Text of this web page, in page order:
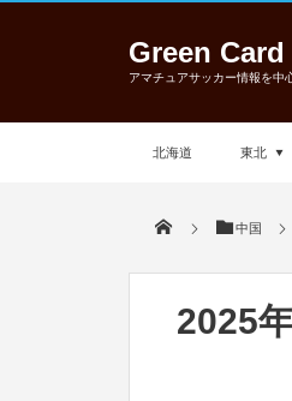
Green Card
アマチュアサッカー情報を中
北海道 東北
中国
2025